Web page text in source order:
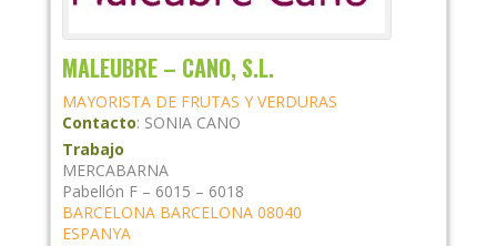
MALEUBRE – CANO, S.L.
MAYORISTA DE FRUTAS Y VERDURAS
Contacto: SONIA CANO
Trabajo
MERCABARNA
Pabellón F – 6015 – 6018
BARCELONA BARCELONA 08040
ESPANYA